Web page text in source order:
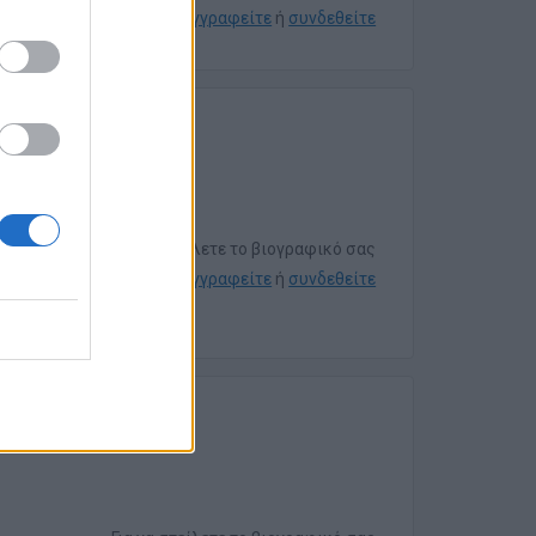
εγγραφείτε ή συνδεθείτε
Για να στείλετε το βιογραφικό σας
εγγραφείτε ή συνδεθείτε